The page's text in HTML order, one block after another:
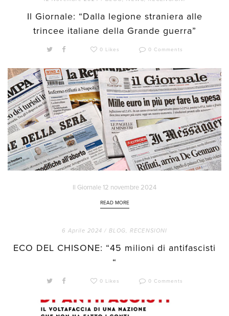
Il Giornale: “Dalla legione straniera alle
trincee italiane della Grande guerra”
0 Likes 0 Comments
Il Giornale 12 novembre 2024
READ MORE
6 Aprile 2024 / BLOG,RECENSIONI
ECO DEL CHISONE: “45 milioni di antifascisti
“
0 Likes 0 Comments